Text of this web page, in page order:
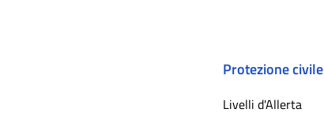
Protezione civile
Livelli d'Allerta